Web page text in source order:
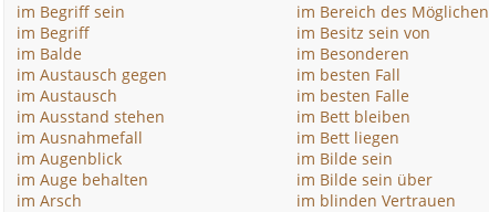
im Begriff sein
im Begriff
im Balde
im Austausch gegen
im Austausch
im Ausstand stehen
im Ausnahmefall
im Augenblick
im Auge behalten
im Arsch
im Bereich des Möglichen
im Besitz sein von
im Besonderen
im besten Fall
im besten Falle
im Bett bleiben
im Bett liegen
im Bilde sein
im Bilde sein über
im blinden Vertrauen